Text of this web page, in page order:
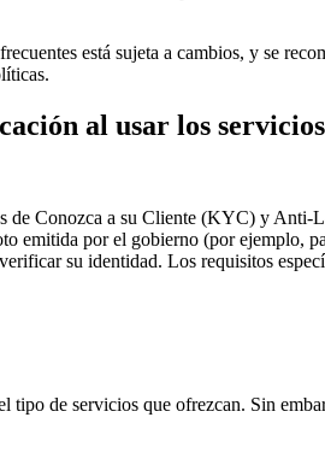
está sujeta a cambios, y se
al usar los
Conozca a su Cliente (KYC) y
emitida por el gobierno (por ejemplo,
su identidad. Los requisitos
de servicios que ofrezcan. Sin